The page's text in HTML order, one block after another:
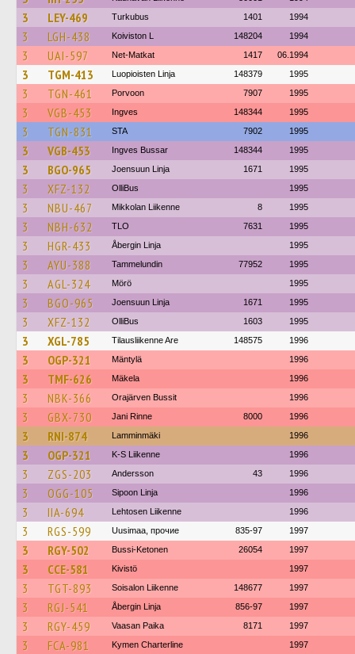
3 LEY-469 Turkubus 1401 1994
3 LGH-438 Koiviston L 148204 1994
3 UAI-597 Net-Matkat 1417 06.1994
3 TGM-413 Luopioisten Linja 148379 1995
3 TGN-461 Porvoon 7907 1995
3 VGB-453 Ingves 148344 1995
3 TGN-831 STA 7902 1995
3 VGB-453 Ingves Bussar 148344 1995
3 BGO-965 Joensuun Linja 1671 1995
3 XFZ-132 OlliBus 1995
3 NBU-467 Mikkolan Liikenne 8 1995
3 NBH-632 TLO 7631 1995
3 HGR-433 Åbergin Linja 1995
3 AYU-388 Tammelundin 77952 1995
3 AGL-324 Mörö 1995
3 BGO-965 Joensuun Linja 1671 1995
3 XFZ-132 OlliBus 1603 1995
3 XGL-785 Tilausliikenne Are 148575 1996
3 OGP-321 Mäntylä 1996
3 TMF-626 Mäkela 1996
3 NBK-366 Orajärven Bussit 1996
3 GBX-730 Jani Rinne 8000 1996
3 RNI-874 Lamminmäki 1996
3 OGP-321 K-S Liikenne 1996
3 ZGS-203 Andersson 43 1996
3 OGG-105 Sipoon Linja 1996
3 IIA-694 Lehtosen Liikenne 1996
3 RGS-599 Uusimaa, прочие 835-97 1997
3 RGY-502 Bussi-Ketonen 26054 1997
3 CCE-581 Kivistö 1997
3 TGT-893 Soisalon Liikenne 148677 1997
3 RGJ-541 Åbergin Linja 856-97 1997
3 RGY-459 Vaasan Paika 8171 1997
3 FCA-981 Kymen Charterline 1997